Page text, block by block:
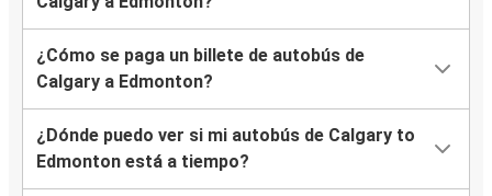
¿Cómo se paga un billete de autobús de
Calgary a Edmonton?
¿Dónde puedo ver si mi autobús de Calgary to
Edmonton está a tiempo?